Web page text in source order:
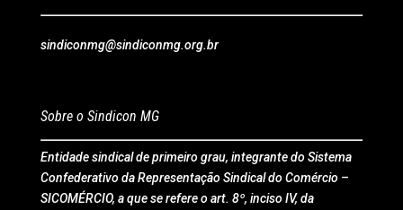
sindiconmg@sindiconmg.org.br
Sobre o Sindicon MG
Entidade sindical de primeiro grau, integrante do Sistema
Confederativo da Representação Sindical do Comércio –
SICOMÉRCIO, a que se refere o art. 8º, inciso IV, da